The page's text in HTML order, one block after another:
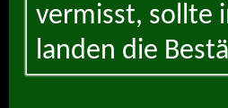
vermisst, sollte
landen die